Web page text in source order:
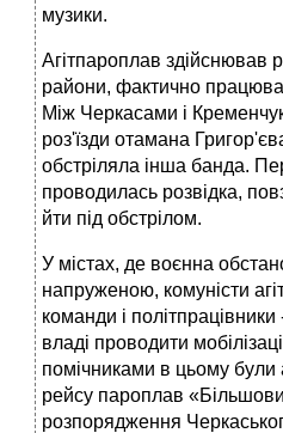
музики.
Агітпароплав здійснював
райони, фактично
Між Черкасами і
роз'їзди отамана
обстріляла інша банда.
проводилась розвідка,
йти під обстрілом.
У містах, де воєнна
напруженою, комуністи
команди і
владі проводити
помічниками в цьому були
рейсу пароплав
розпорядження